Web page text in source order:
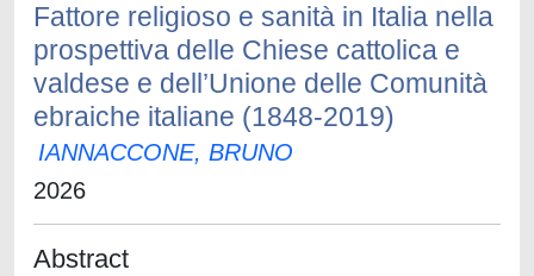
Fattore religioso e sanità in Italia nella
prospettiva delle Chiese cattolica e
valdese e dell’Unione delle Comunità
ebraiche italiane (1848-2019)
IANNACCONE, BRUNO
2026
Abstract